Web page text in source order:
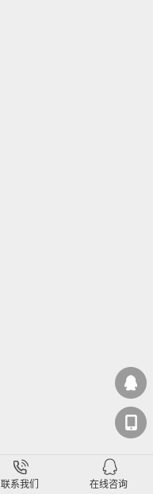
联系我们 在线咨询